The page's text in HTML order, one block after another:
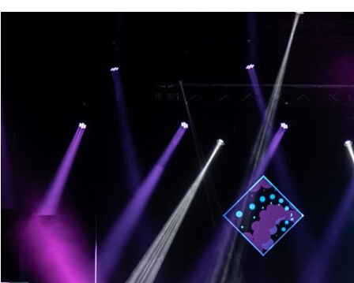
Come inserire
Come inserire spettacolo
pubblico, timing e
22 maggio 2026
Performance con
Performance con bolle
festival, gala ed eventi di
20 maggio 2026